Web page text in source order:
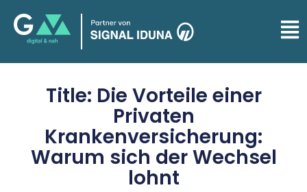
Title: Die Vorteile einer
Privaten
Krankenversicherung:
Warum sich der Wechsel
lohnt